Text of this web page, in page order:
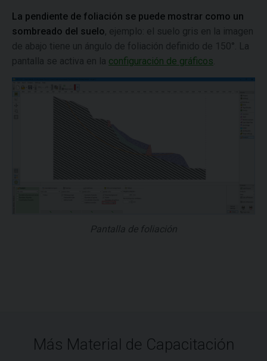
La pendiente de foliación se puede mostrar como un
sombreado del suelo, ejemplo: el suelo gris en la imagen
de abajo tiene un ángulo de foliación definido de 150°. La
pantalla se activa en la configuración de gráficos
Pantalla de foliación
Más Material de Capacitación